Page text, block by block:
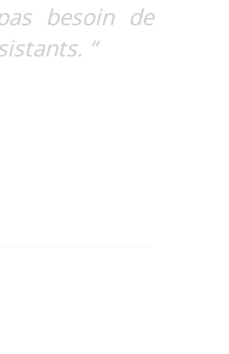
besoin de
“